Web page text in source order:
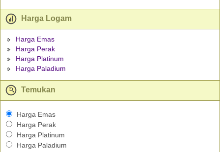
Harga Logam
Harga Emas
Harga Perak
Harga Platinum
Harga Paladium
Temukan
Harga Emas
Harga Perak
Harga Platinum
Harga Paladium